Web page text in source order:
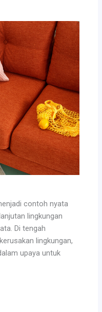
contoh nyata
lingkungan
Di tengah
lingkungan,
upaya untuk